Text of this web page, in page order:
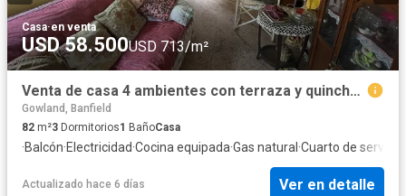
Casa·en venta
USD 58.500USD 713/m²
Venta de casa 4 ambientes con terraza y quincho en Lanús Este
Gowland, Banfield
82 m²3 Dormitorios1 BañoCasa
·Balcón·Electricidad·Cocina equipada·Gas natural ·Cuarto de servicio
Actualizado hace 6 días Ver en detalle